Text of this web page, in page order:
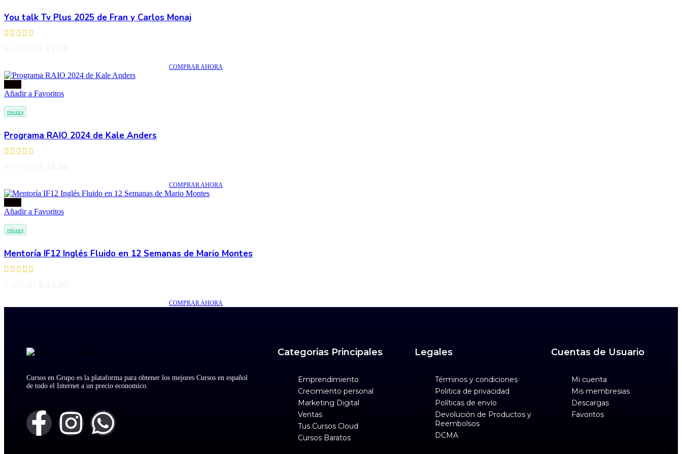
You talk Tv Plus 2025 de Fran y Carlos Monaj
COMPRAR AHORA
Añadir a Favoritos
Programa RAIO 2024 de Kale Anders
INGLES
COMPRAR AHORA
Añadir a Favoritos
Mentoría IF12 Inglés Fluido en 12 Semanas de Mario Montes
INGLES
COMPRAR AHORA
Cursos en Grupo es la plataforma para obtener los mejores Cursos en español
de todo el Internet a un precio economico.
Categorias Principales
Emprendimiento
Crecimiento personal
Marketing Digital
Ventas
Tus Cursos Cloud
Cursos Baratos
Legales
Términos y condiciones
Politica de privacidad
Políticas de envío
Devolución de Productos y
Reembolsos
DCMA
Cuentas de Usuario
Mi cuenta
Mis membresias
Descargas
Favoritos